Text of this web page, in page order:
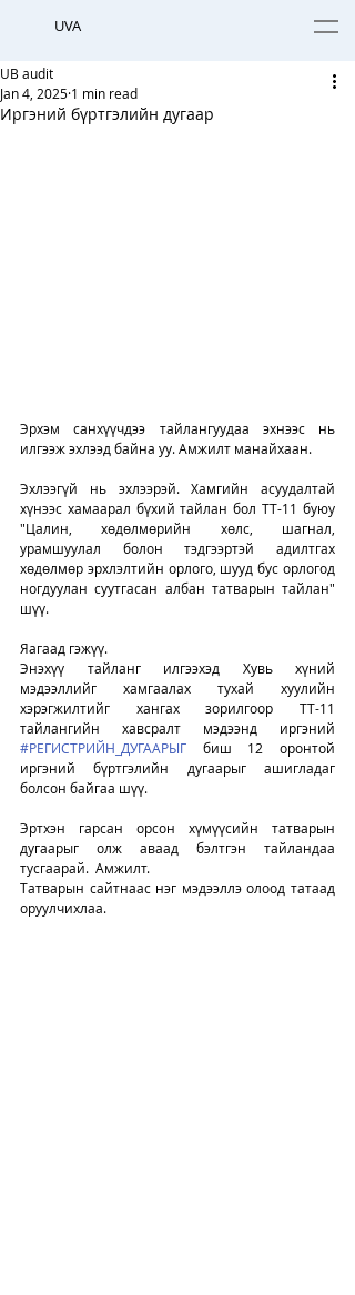
UVA
Иргэний бүртгэлийн дугаар
UB audit
Jan 4, 2025 1 min read
Эрхэм санхүүчдээ тайлангуудаа эхнээс нь
илгээж эхлээд байна уу. Амжилт манайхаан.
Эхлээгүй нь эхлээрэй. Хамгийн асуудалтай
хүнээс хамаарал бүхий тайлан бол ТТ-11 буюу
"Цалин, хөдөлмөрийн хөлс, шагнал,
урамшуулал болон тэдгээртэй адилтгах
хөдөлмөр эрхлэлтийн орлого, шууд бус орлогод
ногдуулан суутгасан албан татварын тайлан"
шүү.
Яагаад гэжүү.
Энэхүү тайланг илгээхэд Хувь хүний
мэдээллийг хамгаалах тухай хуулийн
хэрэгжилтийг хангах зорилгоор ТТ-11
#РЕГИСТРИЙН_ДУГААРЫГ биш 12 оронтой
иргэний бүртгэлийн дугаарыг ашигладаг
болсон байгаа шүү.
Эртхэн гарсан орсон хүмүүсийн татварын
дугаарыг олж аваад бэлтгэн тайландаа
тусгаарай.  Амжилт.
Татварын сайтнаас нэг мэдээллэ олоод татаад
оруулчихлаа.